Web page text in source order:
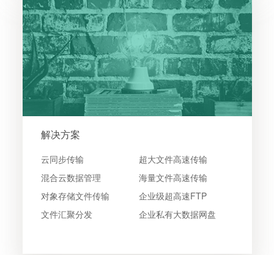
解决方案
云同步传输
超大文件高速传输
混合云数据管理
海量文件高速传输
对象存储文件传输
企业级超高速FTP
文件汇聚分发
企业私有大数据网盘